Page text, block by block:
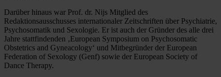
Darüber hinaus war Prof. dr. Nijs Mitglied des
Redaktionsausschusses internationaler Zeitschriften über Psychiatrie,
Psychosomatik und Sexologie. Er ist auch der Gründer des alle drei
Jahre stattfindenden ‚European Symposium on Psychosomatic
Obstetrics and Gyneacology‘ und Mitbegründer der European
Federation of Sexology (Genf) sowie der European Society of
Dance Therapy.